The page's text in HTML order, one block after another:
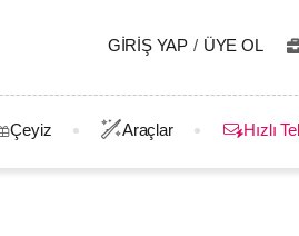
GIRIŞ YAP / ÜYE OL
Çeyiz Araçlar Hızlı